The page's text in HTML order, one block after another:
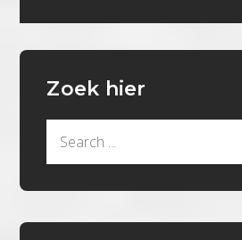
Zoek hier